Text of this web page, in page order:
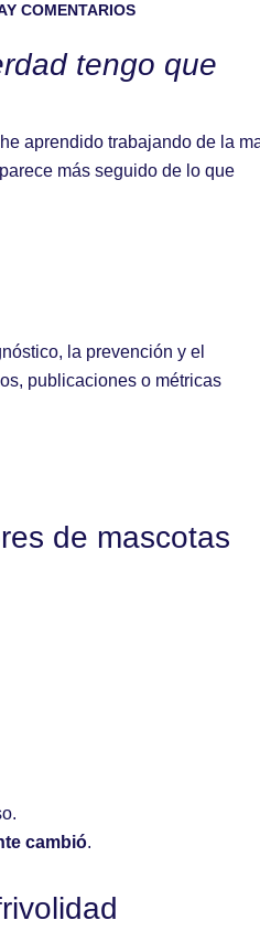
COMENTARIOS
tengo que
aprendido trabajando de la
más seguido de lo que
la prevención y el
publicaciones o métricas
de mascotas
cambió.